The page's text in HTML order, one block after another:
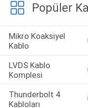
Popüler
Mikro Koaksiyel
Kablo
LVDS Kablo
Komplesi
Thunderbolt 4
Kabloları